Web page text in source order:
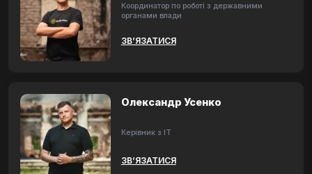
Координатор по роботі з державними
органами влади
ЗВ’ЯЗАТИСЯ
Олександр Усенко
Керівник з ІТ
ЗВ’ЯЗАТИСЯ